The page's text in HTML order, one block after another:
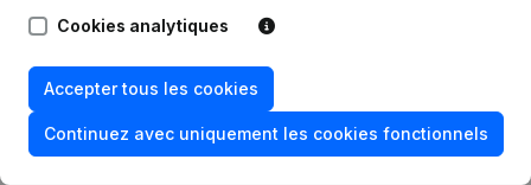
Sources
Cookies analytiques
Accepter tous les cookies
Continuez avec uniquement les cookies fonctionnels